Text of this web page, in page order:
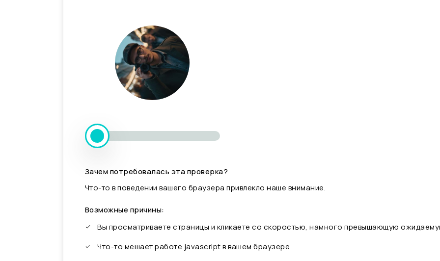
Зачем потребовалась эта проверка?
Что-то в поведении вашего браузера привлекло наше внимание.
Возможные причины:
Вы просматриваете страницы и кликаете со скоростью, намного превышающую
Что-то мешает работе javascript в вашем браузере